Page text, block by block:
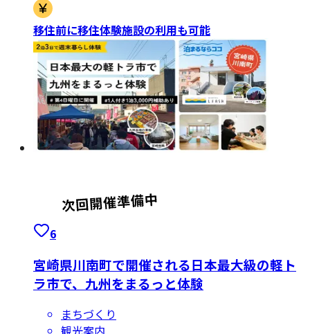
移住前に移住体験施設の利用も可能
6
宮崎県川南町で開催される日本最大級の軽ト
ラ市で、九州をまるっと体験
まちづくり
観光案内